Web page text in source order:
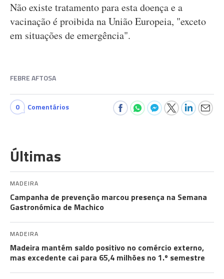
Não existe tratamento para esta doença e a
vacinação é proibida na União Europeia, "exceto
em situações de emergência".
FEBRE AFTOSA
0 Comentários
Últimas
MADEIRA
Campanha de prevenção marcou presença na Semana
Gastronómica de Machico
MADEIRA
Madeira mantém saldo positivo no comércio externo,
mas excedente cai para 65,4 milhões no 1.º semestre